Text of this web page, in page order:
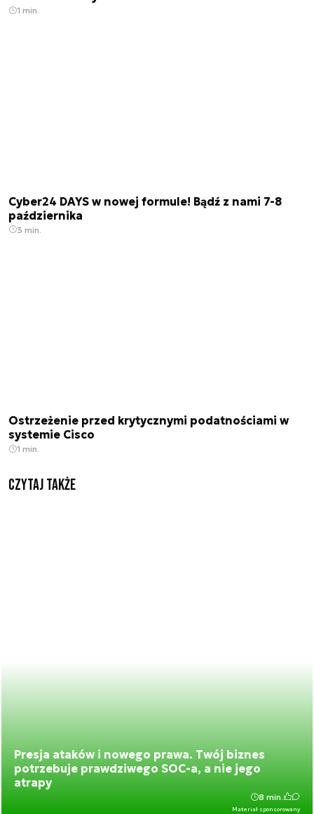
1 min.
Cyber24 DAYS w nowej formule! Bądź z nami 7-8
października
3 min.
Ostrzeżenie przed krytycznymi podatnościami w
systemie Cisco
1 min.
Czytaj także
Presja ataków i nowego prawa. Twój biznes
potrzebuje prawdziwego SOC-a, a nie jego
atrapy
Materiał sponsorowany
8 min.